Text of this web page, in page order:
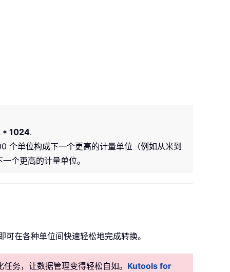
* 1024.
单位构成下一个更高的计量单位（例如从米到
个更高的计量单位。
可在各种单位间快速轻松地完成转换。
务，让数据管理变得轻松自如。 Kutools for